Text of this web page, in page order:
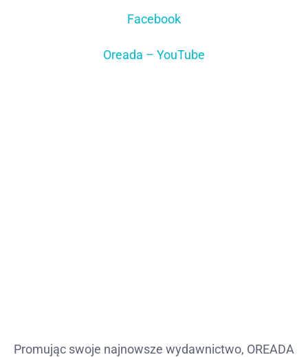
Facebook
Oreada – YouTube
Promując swoje najnowsze wydawnictwo, OREADA